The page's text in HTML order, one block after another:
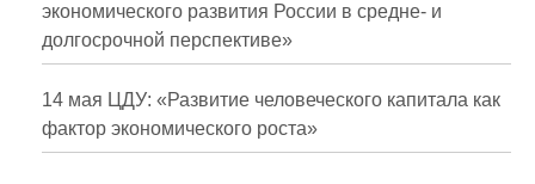
Проблемы прогнозирования
О журнале
Номера журналов
экономического развития России в средне- и
долгосрочной перспективе»
14 мая ЦДУ: «Развитие человеческого капитала как
фактор экономического роста»